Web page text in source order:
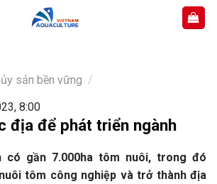
sản bền vững /
8:00
địa để phát triển ngành
có gần 7.000ha tôm nuôi, trong đó
tôm công nghiệp và trở thành địa